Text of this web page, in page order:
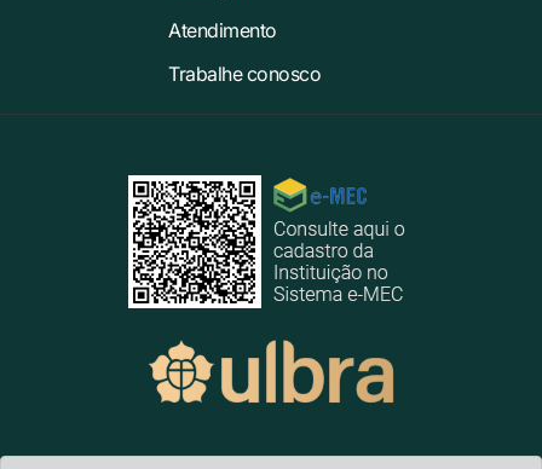
Atendimento
Trabalhe conosco